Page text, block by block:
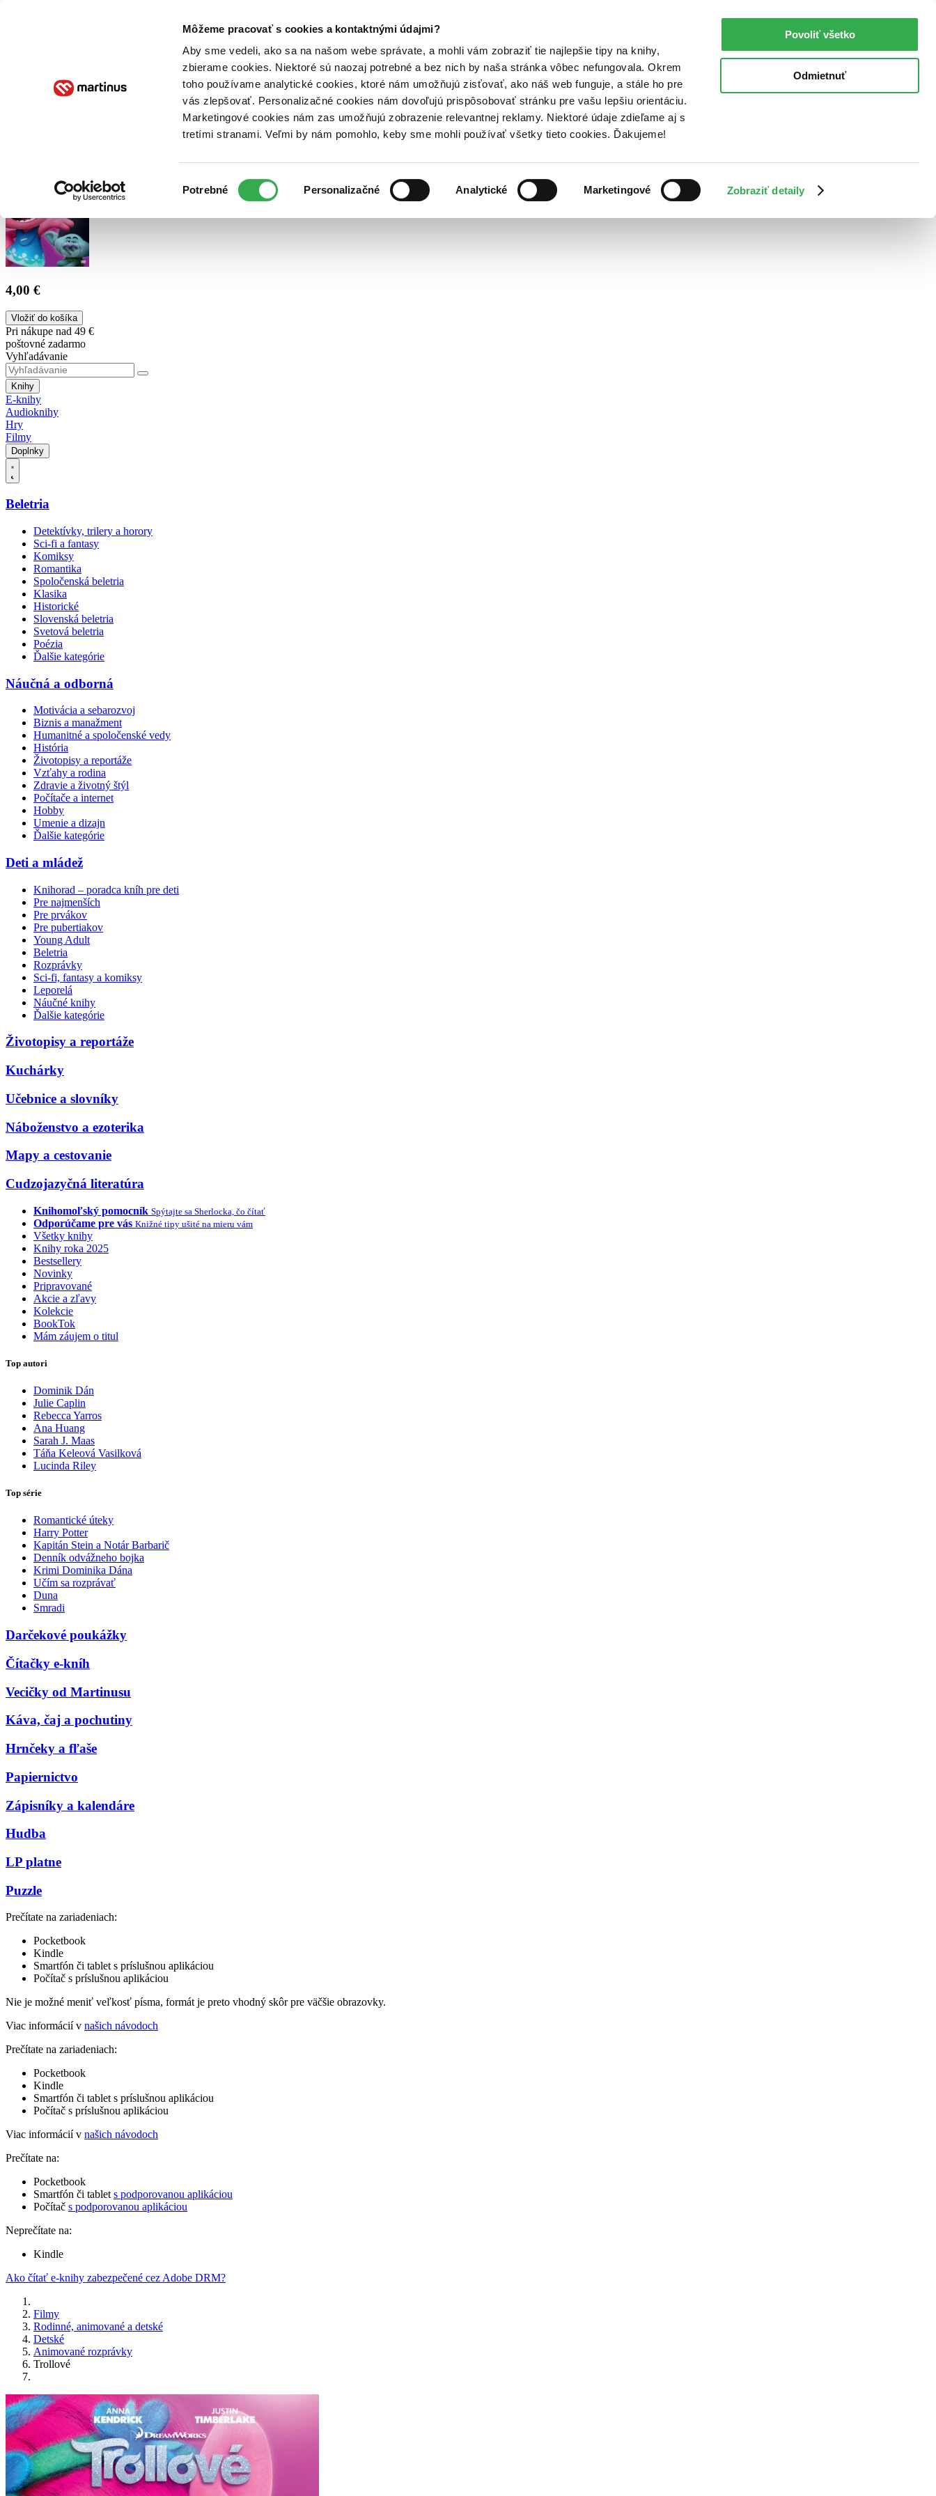
Môžeme pracovať s cookies a kontaktnými údajmi?
Aby sme vedeli, ako sa na našom webe správate, a mohli vám zobraziť tie najlepšie tipy na knihy,
zbierame cookies. Niektoré sú naozaj potrebné a bez nich by naša stránka vôbec nefungovala. Okrem
toho používame analytické cookies, ktoré nám umožňujú zisťovať, ako náš web funguje, a stále ho pre
vás zlepšovať. Personalizačné cookies nám dovoľujú prispôsobovať stránku pre vašu lepšiu orientáciu.
Marketingové cookies nám zas umožňujú zobrazenie relevantnej reklamy. Niektoré údaje zdieľame aj s
tretími stranami. Veľmi by nám pomohlo, keby sme mohli používať všetky tieto cookies. Ďakujeme!
súhlasu
Potrebné Personalizačné Analytické Marketingové Zobraziť detaily
Povoliť všetko
Odmietnuť
Poukážky Kontakt
4,00 €
Vložiť do košíka
Pri nákupe nad 49 €
poštovné zadarmo
Vyhľadávanie
Knihy
E-knihy
Audioknihy
Hry
Filmy
Doplnky
Beletria
Detektívky, trilery a horory
Sci-fi a fantasy
Komiksy
Romantika
Spoločenská beletria
Klasika
Historické
Slovenská beletria
Svetová beletria
Poézia
Ďalšie kategórie
Náučná a odborná
Motivácia a sebarozvoj
Biznis a manažment
Humanitné a spoločenské vedy
História
Životopisy a reportáže
Vzťahy a rodina
Zdravie a životný štýl
Počítače a internet
Hobby
Umenie a dizajn
Ďalšie kategórie
Deti a mládež
Knihorad – poradca kníh pre deti
Pre najmenších
Pre prvákov
Pre pubertiakov
Young Adult
Beletria
Rozprávky
Sci-fi, fantasy a komiksy
Leporelá
Náučné knihy
Ďalšie kategórie
Životopisy a reportáže
Kuchárky
Učebnice a slovníky
Náboženstvo a ezoterika
Mapy a cestovanie
Cudzojazyčná literatúra
Knihomoľský pomocník Spýtajte sa Sherlocka, čo čítať
Odporúčame pre vás Knižné tipy ušité na mieru vám
Všetky knihy
Knihy roka 2025
Bestsellery
Novinky
Pripravované
Akcie a zľavy
Kolekcie
BookTok
Mám záujem o titul
Top autori
Dominik Dán
Julie Caplin
Rebecca Yarros
Ana Huang
Sarah J. Maas
Táňa Keleová Vasilková
Lucinda Riley
Top série
Romantické úteky
Harry Potter
Kapitán Stein a Notár Barbarič
Denník odvážneho bojka
Krimi Dominika Dána
Učím sa rozprávať
Duna
Smradi
Darčekové poukážky
Čítačky e-kníh
Vecičky od Martinusu
Káva, čaj a pochutiny
Hrnčeky a fľaše
Papiernictvo
Zápisníky a kalendáre
Hudba
LP platne
Puzzle
Prečítate na zariadeniach:
Pocketbook
Kindle
Smartfón či tablet s príslušnou aplikáciou
Počítač s príslušnou aplikáciou
Nie je možné meniť veľkosť písma, formát je preto vhodný skôr pre väčšie obrazovky.
Viac informácií v našich návodoch
Prečítate na zariadeniach:
Pocketbook
Kindle
Smartfón či tablet s príslušnou aplikáciou
Počítač s príslušnou aplikáciou
Viac informácií v našich návodoch
Prečítate na:
Pocketbook
Smartfón či tablet s podporovanou aplikáciou
Počítač s podporovanou aplikáciou
Neprečítate na:
Kindle
Ako čítať e-knihy zabezpečené cez Adobe DRM?
Filmy
Rodinné, animované a detské
Detské
Animované rozprávky
Trollové